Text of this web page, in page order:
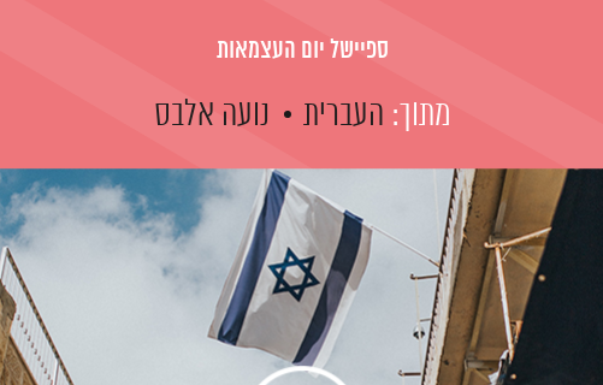
ספיישל יום העצמאות
מתוך: העברית נועה אלבס